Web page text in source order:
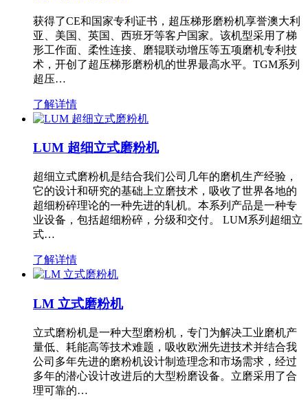
获得了CE和国家专利证书，超压梯形磨粉机享誉澳大利
亚、美国、英国、西班牙等客户国家。该机型采用了梯
形工作面、柔性连接、磨辊联动增压等五项磨机专利技
术，开创了超压梯形磨粉机的世界最高水平。TGM系列
超压…
了解详情
LUM 超细立式磨粉机
超细立式磨粉机是结合我们公司几年的磨机生产经验，
它的设计和研究的基础上立磨技术，吸收了世界各地的
超细粉碎理论的一种先进的轧机。本系列产品是一种专
业设备，包括超细粉碎，分级和交付。 LUM系列超细立
式…
了解详情
LM 立式磨粉机
立式磨粉机是一种大型磨粉机，专门为解决工业磨机产
量低、耗能高等技术难题，吸收欧洲先进技术并结合我
公司多年先进的磨粉机设计制造理念和市场需求，经过
多年的潜心设计改进后的大型粉磨设备。立磨采用了合
理可靠的…